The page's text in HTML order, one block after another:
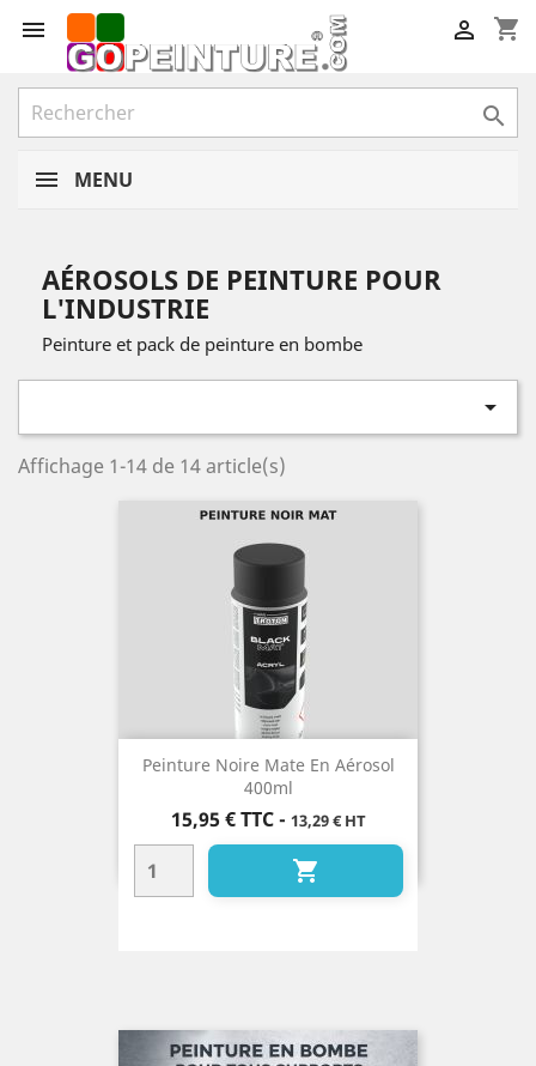
 shopping_cart


MENU
AÉROSOLS DE PEINTURE POUR
L'INDUSTRIE
Peinture et pack de peinture en bombe

Affichage 1-14 de 14 article(s)
Peinture Noire Mate En Aérosol
400ml
Prix
15,95 € TTC- 13,29 € HT
